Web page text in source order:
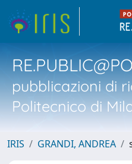
pubblicazioni di
Politecnico di
IRIS GRANDI, ANDREA